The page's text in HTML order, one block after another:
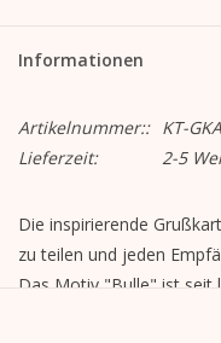
Informationen
Artikelnummer:: KT-
Lieferzeit:
2-5
Die inspirierende
zu teilen und jeden
Das Motiv "Bulle" ist seit